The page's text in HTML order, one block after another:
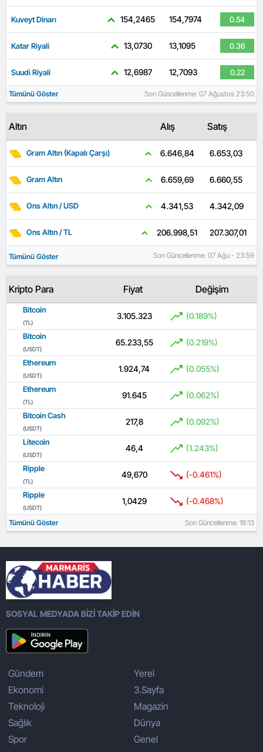
Kuveyt Dinarı 154,2465 154,7974 0.54
Katar Riyali 13,0730 13,1095 0.36
Suudi Riyali 12,6987 12,7093 0.22
Tümünü Göster Son Güncellenme: 07 Ağustos 23:50
Altın Alış Satış
Gram Altın (Kapalı Çarşı) 6.646,84 6.653,03
Gram Altın 6.659,69 6.660,55
Ons Altın / USD 4.341,53 4.342,09
Ons Altın / TL 206.998,51 207.307,01
Tümünü Göster Son Güncellenme: 07 Ağu - 23:59
Kripto Para Fiyat Değişim
Bitcoin
(TL)
3.105.323 (0.189%)
Bitcoin
(USDT)
65.233,55 (0.219%)
Ethereum
(USDT)
1.924,74 (0.055%)
Ethereum
(TL)
91.645 (0.062%)
Bitcoin Cash
(USDT)
217,8 (0.092%)
Litecoin
(USDT)
46,4 (1.243%)
Ripple
(TL)
49,670 (-0.461%)
Ripple
(USDT)
1,0429 (-0.468%)
Tümünü Göster Son Güncellenme: 19:13
SOSYAL MEDYADA BİZİ TAKİP EDİN
Gündem
Ekonomi
Teknoloji
Sağlık
Spor
Yerel
3.Sayfa
Magazin
Dünya
Genel